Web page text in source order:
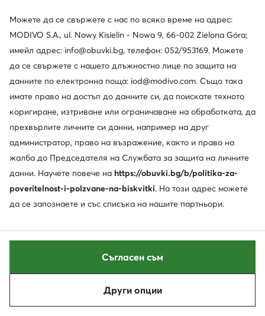
Сникърси · Gazelle · Черен
110,99€
Кецове · All Star · Бял
86,41€
Trending
-26%
Редовна цена110,99 €-26%
-26%
44,99
Можете да се свържете с нас по всяко време на адрес:
MODIVO S.A., ul. Nowy Kisielin - Nowa 9, 66-002 Zielona Góra;
имейл адрес: info@obuvki.bg, телефон: 052/953169. Можете
да се свържете с нашето длъжностно лице по защита на
данните по електронна поща: iod@modivo.com. Също така
имате право на достъп до данните си, да поискате тяхното
коригиране, изтриване или ограничаване на обработката, да
прехвърлите личните си данни, например на друг
администратор, право на възражение, както и право на
жалба до Председателя на Службата за защита на личните
данни. Научете повече на https://obuvki.bg/b/politika-za-
poveritelnost-i-polzvane-na-biskvitki. На този адрес можете
да се запознаете и със списъка на нашите партньори.
Други опции
Съгласен съм